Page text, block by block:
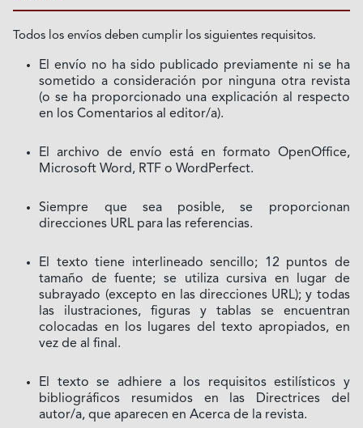
Todos los envíos deben cumplir los siguientes requisitos.
El envío no ha sido publicado previamente ni se ha
sometido a consideración por ninguna otra revista
(o se ha proporcionado una explicación al respecto
en los Comentarios al editor/a).
El archivo de envío está en formato OpenOffice,
Microsoft Word, RTF o WordPerfect.
Siempre que sea posible, se proporcionan
direcciones URL para las referencias.
El texto tiene interlineado sencillo; 12 puntos de
tamaño de fuente; se utiliza cursiva en lugar de
subrayado (excepto en las direcciones URL); y todas
las ilustraciones, figuras y tablas se encuentran
colocadas en los lugares del texto apropiados, en
vez de al final.
El texto se adhiere a los requisitos estilísticos y
bibliográficos resumidos en las Directrices del
autor/a, que aparecen en Acerca de la revista.